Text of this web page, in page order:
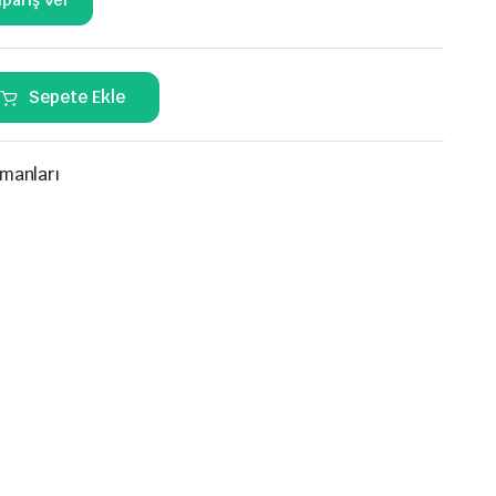
UzunSepete Ekle